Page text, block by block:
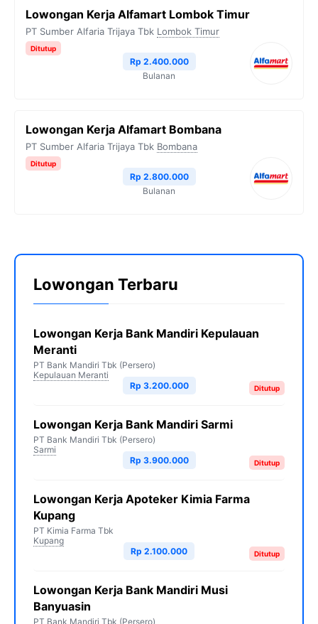
Lowongan Kerja Alfamart Lombok Timur
PT Sumber Alfaria Trijaya Tbk Lombok Timur
Ditutup
Rp 2.400.000
Bulanan
Lowongan Kerja Alfamart Bombana
PT Sumber Alfaria Trijaya Tbk Bombana
Ditutup
Rp 2.800.000
Bulanan
Lowongan Terbaru
Lowongan Kerja Bank Mandiri Kepulauan
Meranti
PT Bank Mandiri Tbk (Persero)
Kepulauan Meranti
Ditutup
Rp 3.200.000
Lowongan Kerja Bank Mandiri Sarmi
PT Bank Mandiri Tbk (Persero)
Sarmi
Ditutup
Rp 3.900.000
Lowongan Kerja Apoteker Kimia Farma
Kupang
PT Kimia Farma Tbk
Kupang
Ditutup
Rp 2.100.000
Lowongan Kerja Bank Mandiri Musi
Banyuasin
PT Bank Mandiri Tbk (Persero)